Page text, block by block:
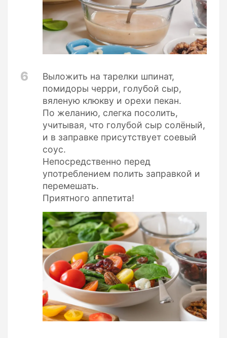
6
Выложить на тарелки шпинат,
помидоры черри, голубой сыр,
вяленую клюкву и орехи пекан.
По желанию, слегка посолить,
учитывая, что голубой сыр солёный,
и в заправке присутствует соевый
соус.
Непосредственно перед
употреблением полить заправкой и
перемешать.
Приятного аппетита!